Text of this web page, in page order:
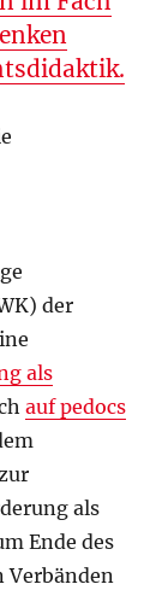
der
als
auf pedocs
als
Ende des
Verbänden